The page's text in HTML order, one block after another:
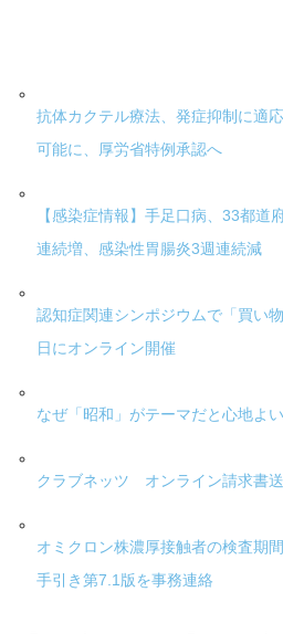
抗体カクテル療法、発症抑制に適
可能に、厚労省特例承認へ
【感染症情報】手足口病、33都道
連続増、感染性胃腸炎3週連続減
認知症関連シンポジウムで「買い
日にオンライン開催
なぜ「昭和」がテーマだと心地よ
クラブネッツ オンライン請求書
オミクロン株濃厚接触者の検査期
手引き第7.1版を事務連絡